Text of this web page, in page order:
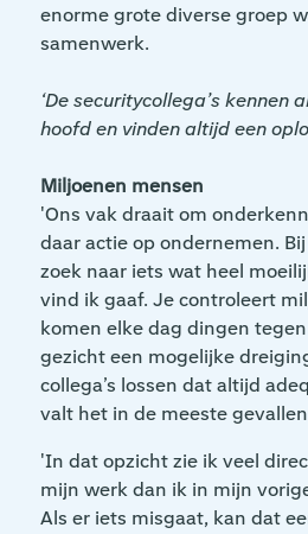
enorme grote diverse groep
samenwerk.
‘De securitycollega’s kennen
hoofd en vinden altijd een
Miljoenen mensen
'Ons vak draait om
daar actie op ondernemen.
zoek naar iets wat heel
vind ik gaaf. Je controleert
komen elke dag dingen
gezicht een mogelijke
collega’s lossen dat altijd
valt het in de meeste
'In dat opzicht zie ik veel
mijn werk dan ik in mijn
Als er iets misgaat, kan dat